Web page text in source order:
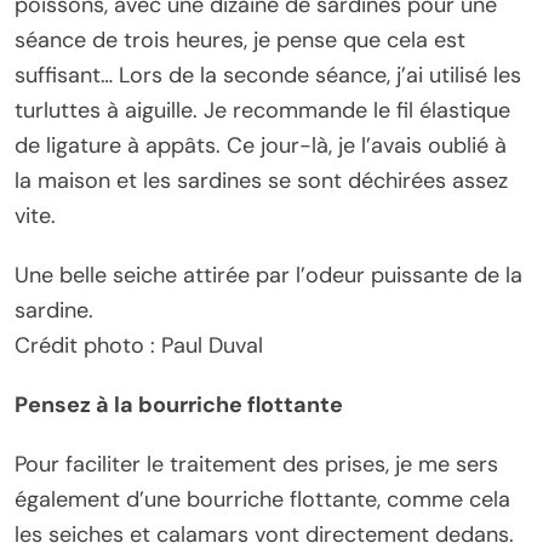
séance de trois heures, je pense que cela est
suffisant… Lors de la seconde séance, j’ai utilisé les
turluttes à aiguille. Je recommande le fil élastique
de ligature à appâts. Ce jour-là, je l’avais oublié à
la maison et les sardines se sont déchirées assez
vite.
Une belle seiche attirée par l’odeur puissante de la
sardine.
Crédit photo : Paul Duval
Pensez à la bourriche flottante
Pour faciliter le traitement des prises, je me sers
également d’une bourriche flottante, comme cela
les seiches et calamars vont directement dedans.